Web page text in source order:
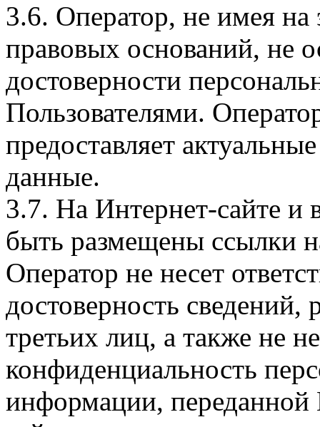
3.6. Оператор, не имея
правовых оснований, не
достоверности
Пользователями.
предоставляет
данные.
3.7. На Интернет-сайте
быть размещены ссылки
Оператор не несет
достоверность
третьих лиц, а также не
конфиденциальность
информации, переданной